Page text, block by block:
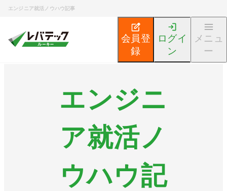
エンジニア就活ノウハウ記事
会員登
録
ログイ
ン
メニュ
ー
エンジニ
ア就活ノ
ウハウ記